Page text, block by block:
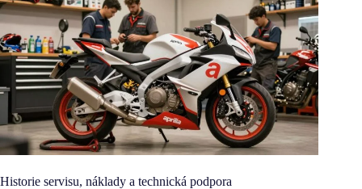
Historie servisu, náklady a technická podpora